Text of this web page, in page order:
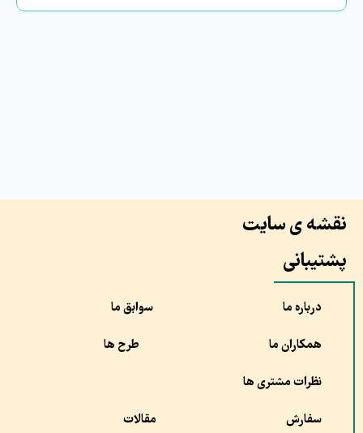
نقشه ی سایت
پشتیبانی
درباره ما سوابق ما
همکاران ما طرح ها
نظرات مشتری ها
سفارش مقالات